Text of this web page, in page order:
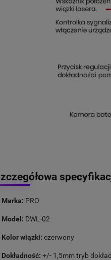
Marka: PRO
Model: DWL-02
Kolor wiązki: czerwony
Dokładność: +/- 1,5mm tryb